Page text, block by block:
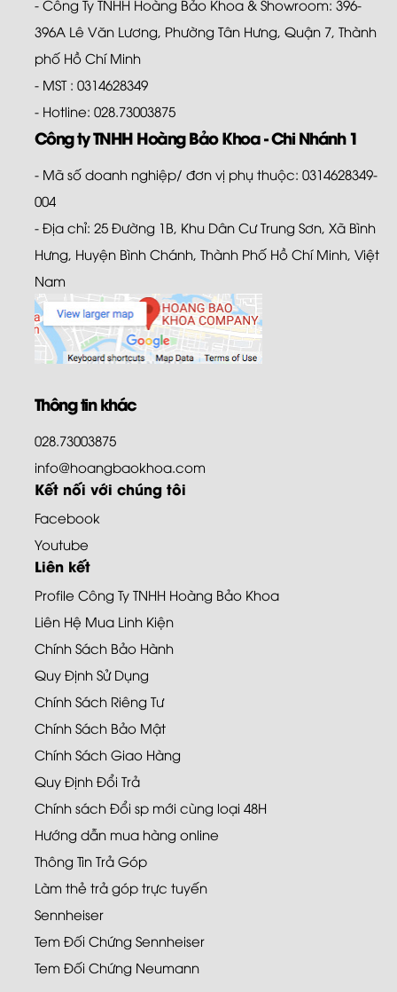
- Công Ty TNHH Hoàng Bảo Khoa & Showroom: 396-
396A Lê Văn Lương, Phường Tân Hưng, Quận 7, Thành
phố Hồ Chí Minh
- MST : 0314628349
- Hotline: 028.73003875
Công ty TNHH Hoàng Bảo Khoa - Chi Nhánh 1
- Mã số doanh nghiệp/ đơn vị phụ thuộc: 0314628349-
004
- Địa chỉ: 25 Đường 1B, Khu Dân Cư Trung Sơn, Xã Bình
Hưng, Huyện Bình Chánh, Thành Phố Hồ Chí Minh, Việt
Nam
Thông tin khác
028.73003875
info@hoangbaokhoa.com
Kết nối với chúng tôi
Facebook
Youtube
Liên kết
Profile Công Ty TNHH Hoàng Bảo Khoa
Liên Hệ Mua Linh Kiện
Chính Sách Bảo Hành
Quy Định Sử Dụng
Chính Sách Riêng Tư
Chính Sách Bảo Mật
Chính Sách Giao Hàng
Quy Định Đổi Trả
Chính sách Đổi sp mới cùng loại 48H
Hướng dẫn mua hàng online
Thông Tin Trả Góp
Làm thẻ trả góp trực tuyến
Sennheiser
Tem Đối Chứng Sennheiser
Tem Đối Chứng Neumann